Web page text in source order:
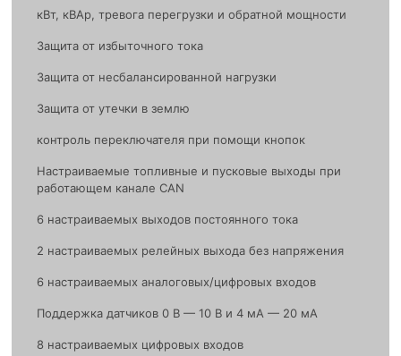
кВт, кВАр, тревога перегрузки и обратной мощности
Защита от избыточного тока
Защита от несбалансированной нагрузки
Защита от утечки в землю
контроль переключателя при помощи кнопок
Настраиваемые топливные и пусковые выходы при
работающем канале CAN
6 настраиваемых выходов постоянного тока
2 настраиваемых релейных выхода без напряжения
6 настраиваемых аналоговых/цифровых входов
Поддержка датчиков 0 В — 10 В и 4 мА — 20 мА
8 настраиваемых цифровых входов